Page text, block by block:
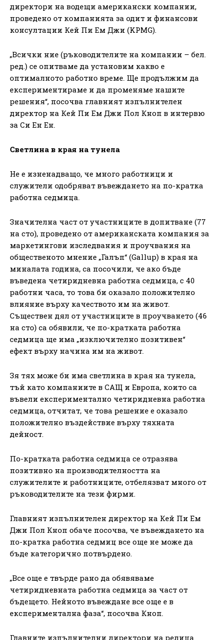
директори на водещи американски компании,
проведено от компанията за одит и финансови
консултации Кей Пи Ем Джи (KPMG).
„Всички ние (ръководителите на компании – бел.
ред.) се опитваме да установим какво е
оптималното работно време. Ще продължим да
експериментираме и да променяме нашите
решения“, посочва главният изпълнителен
директор на Кей Пи Ем Джи Пол Кноп в интервю
за Си Ен Ен.
Светлина в края на тунела
Не е изненадващо, че много работници и
служители одобряват въвеждането на по-кратка
работна седмица.
Значителна част от участниците в допитване (77
на сто), проведено от американската компания за
маркетингови изследвания и проучвания на
общественото мнение „Галъп“ (Gallup) в края на
миналата година, са посочили, че ако бъде
въведена четиридневна работна седмица, с 40
работни часа, то това би оказало положително
влияние върху качеството им на живот.
Съществен дял от участниците в проучването (46
на сто) са обявили, че по-кратката работна
седмица ще има „изключително позитивен“
ефект върху начина им на живот.
Зя тях може би има светлина в края на тунела,
тъй като компаниите в САЩ и Европа, които са
въвели експериментално четиридневна работна
седмица, отчитат, че това решение е оказало
положително въздействие върху тяхната
дейност.
По-кратката работна седмица се отразява
позитивно на производителността на
служителите и работниците, отбелязват много от
ръководителите на тези фирми.
Главният изпълнителен директор на Кей Пи Ем
Джи Пол Кноп обаче посочва, че въвеждането на
по-кратка работна седмиц все още не може да
бъде категорично потвърдено.
„Все още е твърде рано да обявяваме
четиридневната работна седмица за част от
бъдещето. Нейното въвеждане все още е в
експериментална фаза“, посочва Кноп.
Главните изпълнителни директори на редица